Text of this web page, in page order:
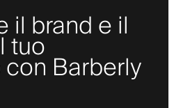
il brand e il
tuo
Barberly